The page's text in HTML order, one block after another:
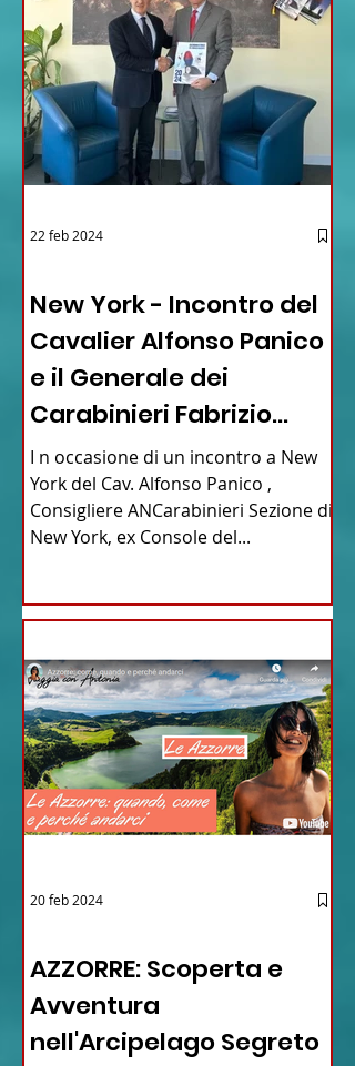
New York - Incontro del
Cavalier Alfonso Panico
e il Generale dei
Carabinieri Fabrizio
Parrulli
I n occasione di un incontro a New
York del Cav. Alfonso Panico ,
Consigliere ANCarabinieri Sezione di
New York, ex Console del...
22 feb 2024
AZZORRE: Scoperta e
Avventura
nell'Arcipelago Segreto
20 feb 2024